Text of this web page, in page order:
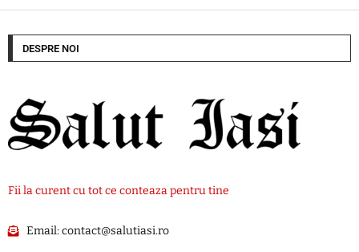
DESPRE NOI
Fii la curent cu tot ce conteaza pentru tine
Email:contact@salutiasi.ro